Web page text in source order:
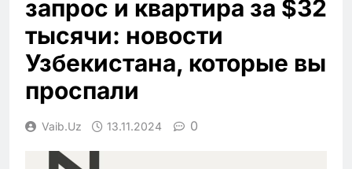
запрос и квартира за $32
тысячи: новости
Узбекистана, которые вы
проспали
Vaib.uz 13.11.2024 0